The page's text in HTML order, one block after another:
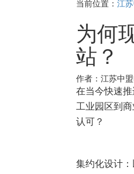
当前位置： 江
为何
站？
作者：江苏中
在当今快速
工业园区到
认可？
集约化设计